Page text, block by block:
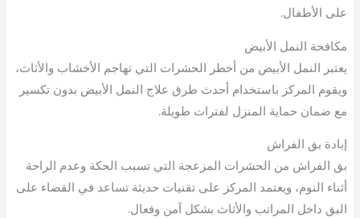
على الأطفال.
مكافحة النمل الأبيض
يعتبر النمل الأبيض من أخطر الحشرات التي تهاجم الأخشاب والأثاث،
ويقوم المركز باستخدام أحدث طرق علاج النمل الأبيض بدون تكسير
مع ضمان حماية المنزل لفترات طويلة.
إبادة بق الفراش
بق الفراش من الحشرات المزعجة التي تسبب الحكة وعدم الراحة
أثناء النوم، ويعتمد المركز على تقنيات حديثة تساعد في القضاء على
البق داخل المراتب والأثاث بشكل آمن وفعال.